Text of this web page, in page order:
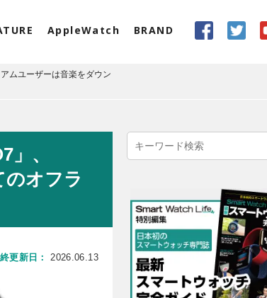
AppleWatch BRAND
ムユーザーは音楽をダウン
、
オフラ
更新日： 2026.06.13